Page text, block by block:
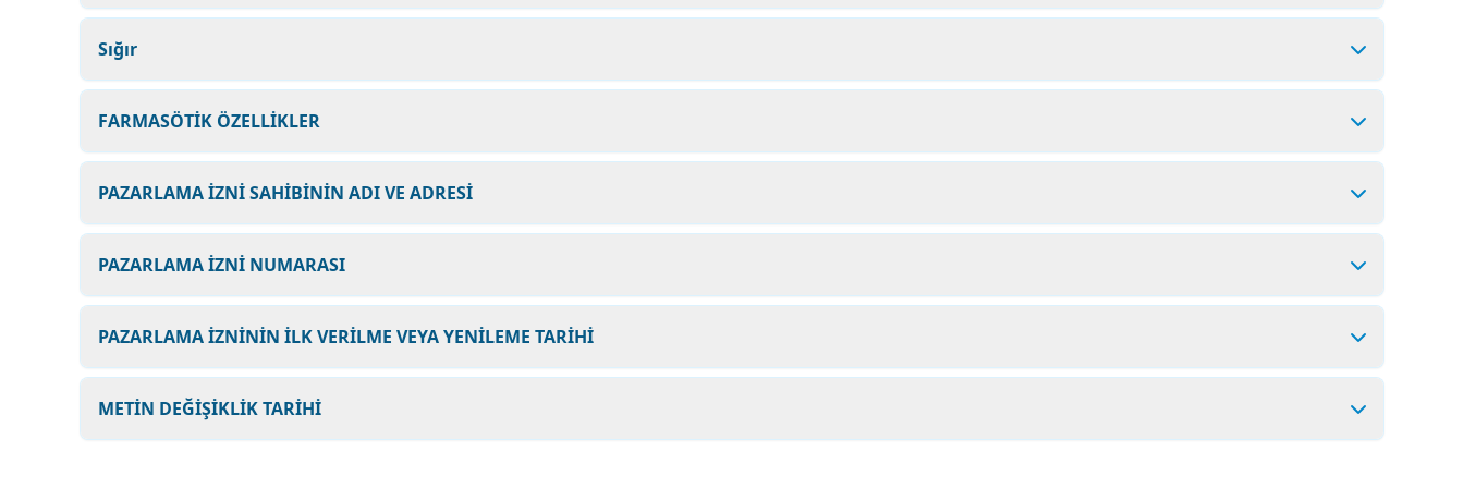
Sığır
FARMASÖTİK ÖZELLİKLER
PAZARLAMA İZNİ SAHİBİNİN ADI VE ADRESİ
PAZARLAMA İZNİ NUMARASI
PAZARLAMA İZNİNİN İLK VERİLME VEYA YENİLEME TARİHİ
METİN DEĞİŞİKLİK TARİHİ